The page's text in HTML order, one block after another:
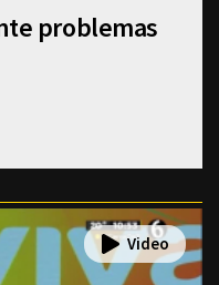
problemas